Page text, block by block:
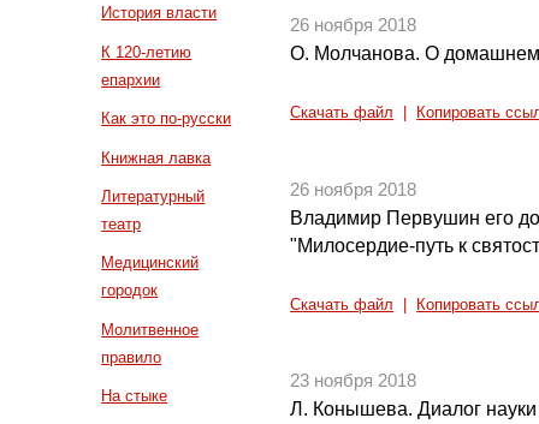
История власти
К 120-летию
епархии
Как это по-русски
Книжная лавка
Литературный
театр
Медицинский
городок
Молитвенное
правило
На стыке
26 ноября 2018
О. Молчанова. О домашнем
Скачать файл Копировать
26 ноября 2018
Владимир Первушин его
"Милосердие-путь к
Скачать файл Копировать
23 ноября 2018
Л. Конышева. Диалог